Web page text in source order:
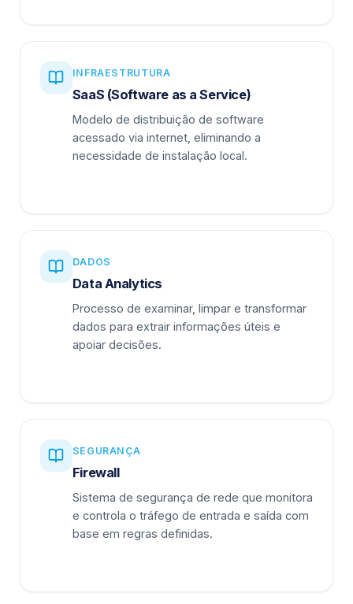
INFRAESTRUTURA
SaaS (Software as a Service)
Modelo de distribuição de software
acessado via internet, eliminando a
necessidade de instalação local.
DADOS
Data Analytics
Processo de examinar, limpar e transformar
dados para extrair informações úteis e
apoiar decisões.
SEGURANÇA
Firewall
Sistema de segurança de rede que monitora
e controla o tráfego de entrada e saída com
base em regras definidas.